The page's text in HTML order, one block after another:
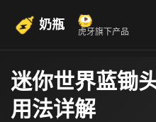
奶瓶 虎牙旗下产品
迷你世界蓝锄
用法详解